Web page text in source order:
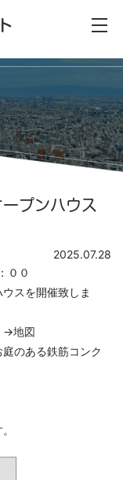
プンハウス
2025.07.28
００
スを開催致しま
→地図
のある鉄筋コンク